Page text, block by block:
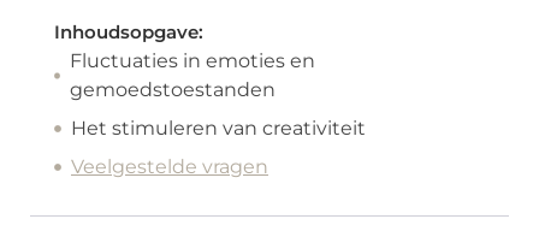
Inhoudsopgave:
Fluctuaties in emoties en
gemoedstoestanden
Het stimuleren van creativiteit
Veelgestelde vragen